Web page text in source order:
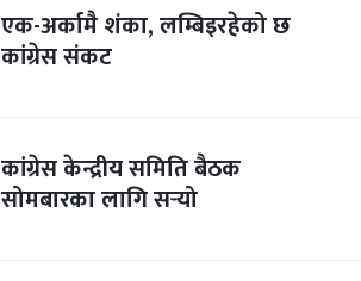
एक-अर्कामै शंका, लम्बिइरहेको छ
कांग्रेस संकट
कांग्रेस केन्द्रीय समिति बैठक
सोमबारका लागि सर्‍यो